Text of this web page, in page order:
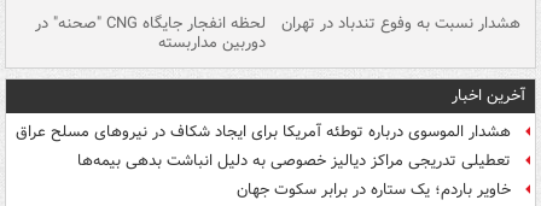
هشدار نسبت به وفوع تندباد در تهران لحظه انفجار جایگاه CNG "صحنه" در
دوربین مداربسته
آخرین اخبار
هشدار الموسوی درباره توطئه آمریکا برای ایجاد شکاف در نیروهای مسلح عراق
تعطیلی تدریجی مراکز دیالیز خصوصی به دلیل انباشت بدهی بیمه‌ها
خاویر باردم؛ یک ستاره در برابر سکوت جهان